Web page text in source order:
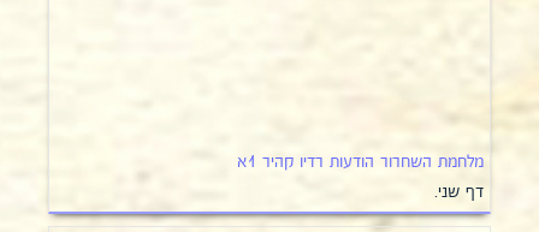
מלחמת השחרור הודעות רדיו קהיר 1א
דף שני.